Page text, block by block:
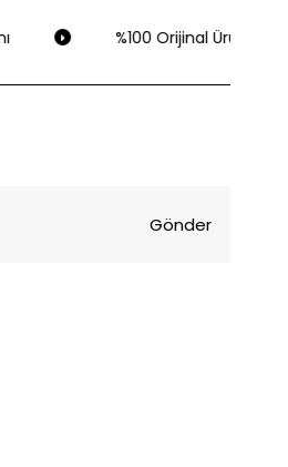
%100 Orijinal Ürün
Gönder